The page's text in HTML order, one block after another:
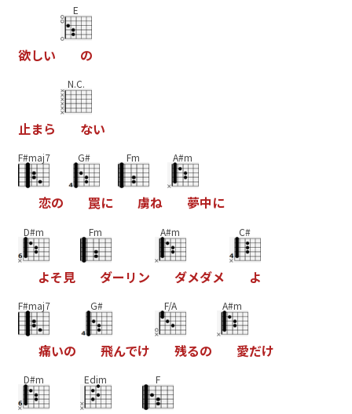
欲しい
E
の
止まら
N.C.
ない
F#maj7
恋の
G#
罠に
Fm
虜ね
A#m
夢中に
D#m
よそ 見
Fm
ダー リ ン
A#m
ダメダメ
C#
よ
F#maj7
痛いの
G#
飛んでけ
F/A
残るの
A#m
愛だけ
D#m Edim F